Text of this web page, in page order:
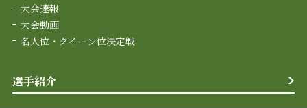
大会速報
大会動画
名人位・クイーン位決定戦
選手紹介